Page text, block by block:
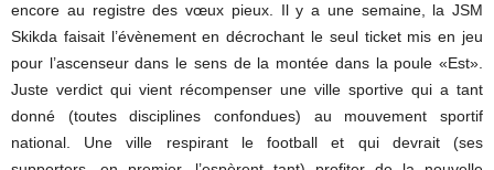
encore au registre des vœux pieux. Il y a une semaine, la JSM
Skikda faisait l’évènement en décrochant le seul ticket mis en jeu
pour l’ascenseur dans le sens de la montée dans la poule «Est».
Juste verdict qui vient récompenser une ville sportive qui a tant
donné (toutes disciplines confondues) au mouvement sportif
national. Une ville respirant le football et qui devrait (ses